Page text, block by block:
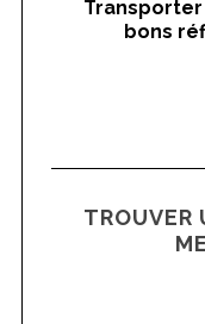
Transporter
bons
TROUVER
: